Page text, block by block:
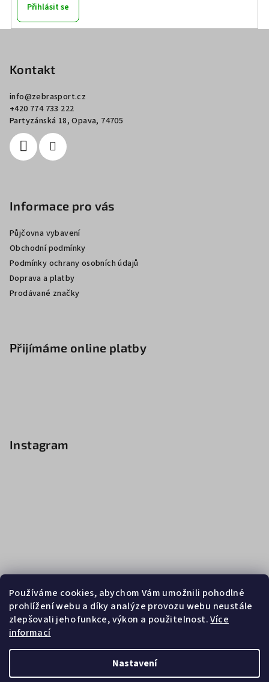
Používáme cookies, abychom Vám umožnili pohodlné
prohlížení webu a díky analýze provozu webu neustále
zlepšovali jeho funkce, výkon a použitelnost.Více
informací
Nastavení
Přihlásit se
Kontakt
info@zebrasport.cz
+420 774 733 222
Partyzánská 18, Opava, 74705
Informace pro vás
Půjčovna vybavení
Obchodní podmínky
Podmínky ochrany osobních údajů
Doprava a platby
Prodávané značky
Přijímáme online platby
Instagram
Sledovat na Instagramu